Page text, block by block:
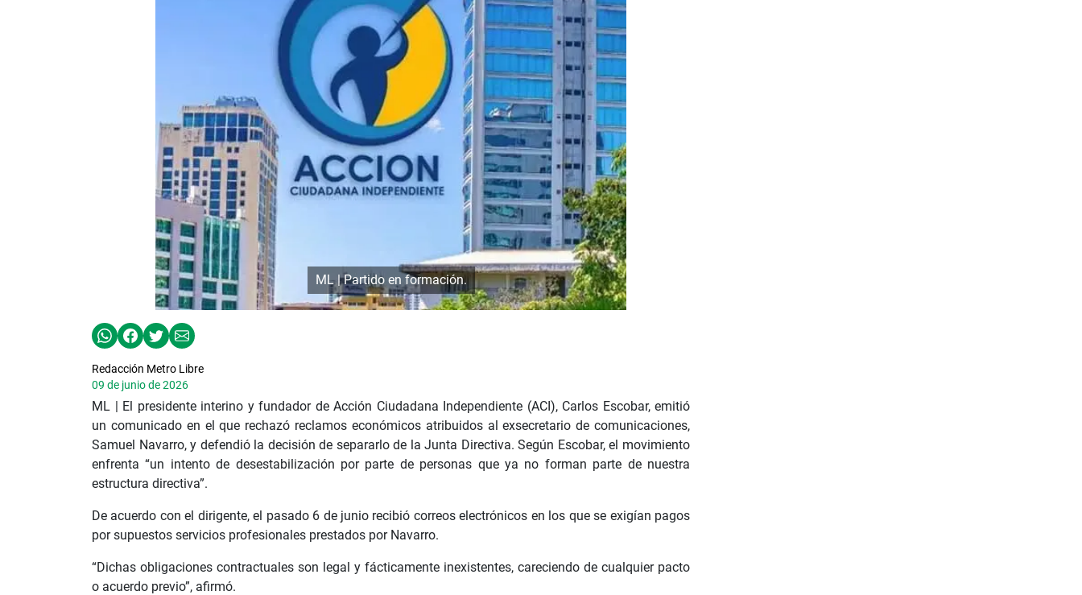
ML | Partido en formación.
Redacción Metro Libre
09 de junio de 2026
ML | El presidente interino y fundador de Acción Ciudadana Independiente (ACI), Carlos Escobar, emitió
un comunicado en el que rechazó reclamos económicos atribuidos al exsecretario de comunicaciones,
Samuel Navarro, y defendió la decisión de separarlo de la Junta Directiva. Según Escobar, el movimiento
enfrenta “un intento de desestabilización por parte de personas que ya no forman parte de nuestra
estructura directiva”.
De acuerdo con el dirigente, el pasado 6 de junio recibió correos electrónicos en los que se exigían pagos
por supuestos servicios profesionales prestados por Navarro.
“Dichas obligaciones contractuales son legal y fácticamente inexistentes, careciendo de cualquier pacto
o acuerdo previo”, afirmó.